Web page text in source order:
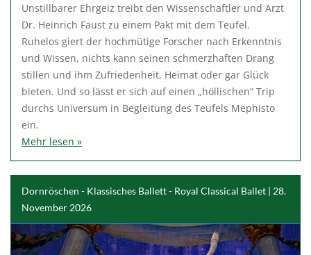
Unstillbarer Ehrgeiz treibt den Wissenschaftler und Arzt
Dr. Heinrich Faust zu einem Pakt mit dem Teufel.
Ruhelos giert der hochmütige Forscher nach Erkenntnis
und Wissen, nichts kann seinen schmerzhaften Drang
stillen und ihm Zufriedenheit, Heimat oder gar Glück
bieten. Und so lässt er sich auf einen „höllischen“ Trip
durchs Universum in Begleitung des Teufels Mephisto
ein.
Mehr lesen »
Dornröschen - Klassisches Ballett - Royal Classical Ballet | 28.
November 2026